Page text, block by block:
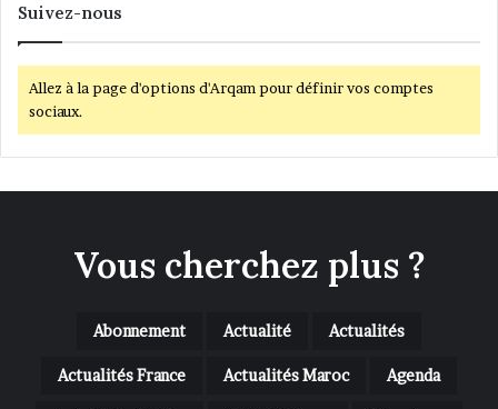
Suivez-nous
Allez à la page d'options d'Arqam pour définir vos comptes
sociaux.
Vous cherchez plus ?
Abonnement Actualité Actualités
Actualités France Actualités Maroc Agenda